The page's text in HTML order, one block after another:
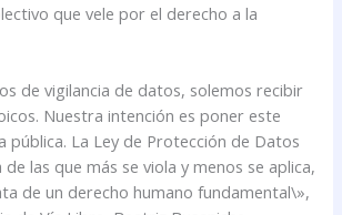
que vele por el derecho a la
de vigilancia de datos, solemos recibir
Nuestra intención es poner este
pública. La Ley de Protección de Datos
de las que más se viola y menos se aplica,
de un derecho humano fundamental\»,